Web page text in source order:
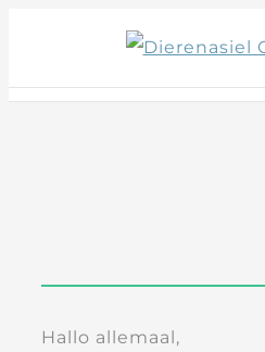
content
Hallo allemaal,